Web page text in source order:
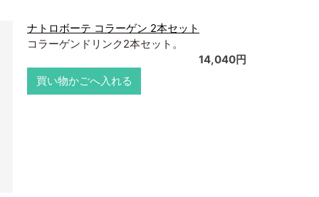
ナトロボーテ コラーゲン 2本セット
コラーゲンドリンク2本セット。
14,040円
買い物かごへ入れる